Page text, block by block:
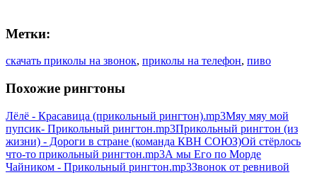
Метки:
скачать приколы на звонок, приколы на телефон, пиво
Похожие рингтоны
Лёлё - Красавица (прикольный рингтон).mp3Мяу мяу мой
пупсик- Прикольный рингтон.mp3Прикольный рингтон (из
жизни) - Дороги в стране (команда КВН СОЮЗ)Ой стёрлось
что-то прикольный рингтон.mp3А мы Его по Моpде
Чайником - Прикольный рингтон.mp3Звонок от ревнивой